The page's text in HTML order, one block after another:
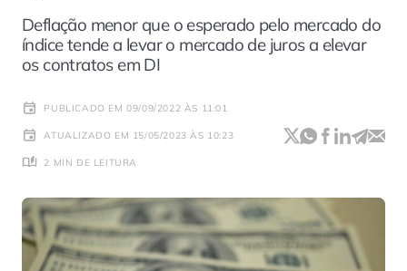
Deflação menor que o esperado pelo mercado do
índice tende a levar o mercado de juros a elevar
os contratos em DI
PUBLICADO EM 09/09/2022 ÀS 11:01
ATUALIZADO EM 15/05/2023 ÀS 10:23
2 MIN DE LEITURA